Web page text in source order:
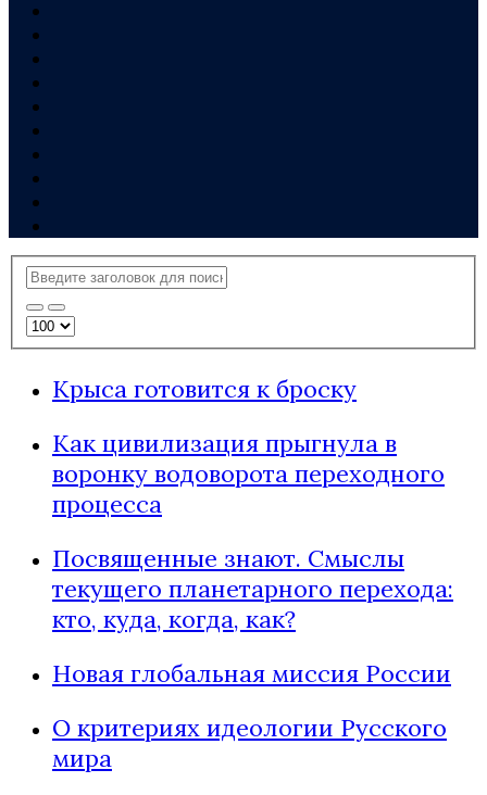
Крыса готовится к броску
Как цивилизация прыгнула в
воронку водоворота переходного
процесса
Посвященные знают. Смыслы
текущего планетарного перехода:
кто, куда, когда, как?
Новая глобальная миссия России
О критериях идеологии Русского
мира